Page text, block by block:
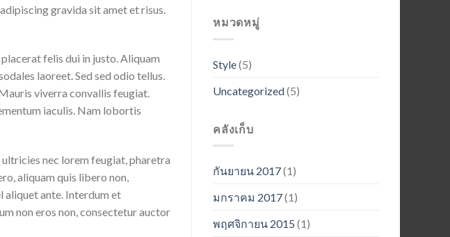
gravida sit amet et risus.
felis dui in justo. Aliquam
laoreet. Sed sed odio tellus.
viverra convallis feugiat.
iaculis. Nam lobortis
ultricies nec lorem feugiat, pharetra
aliquam quis libero non,
aliquet ante. Interdum et
non eros non, consectetur auctor
หมวดหมู่
Style(5)
Uncategorized(5)
คลังเก็บ
กันยายน 2017(1)
มกราคม 2017(1)
พฤศจิกายน 2015 (1)